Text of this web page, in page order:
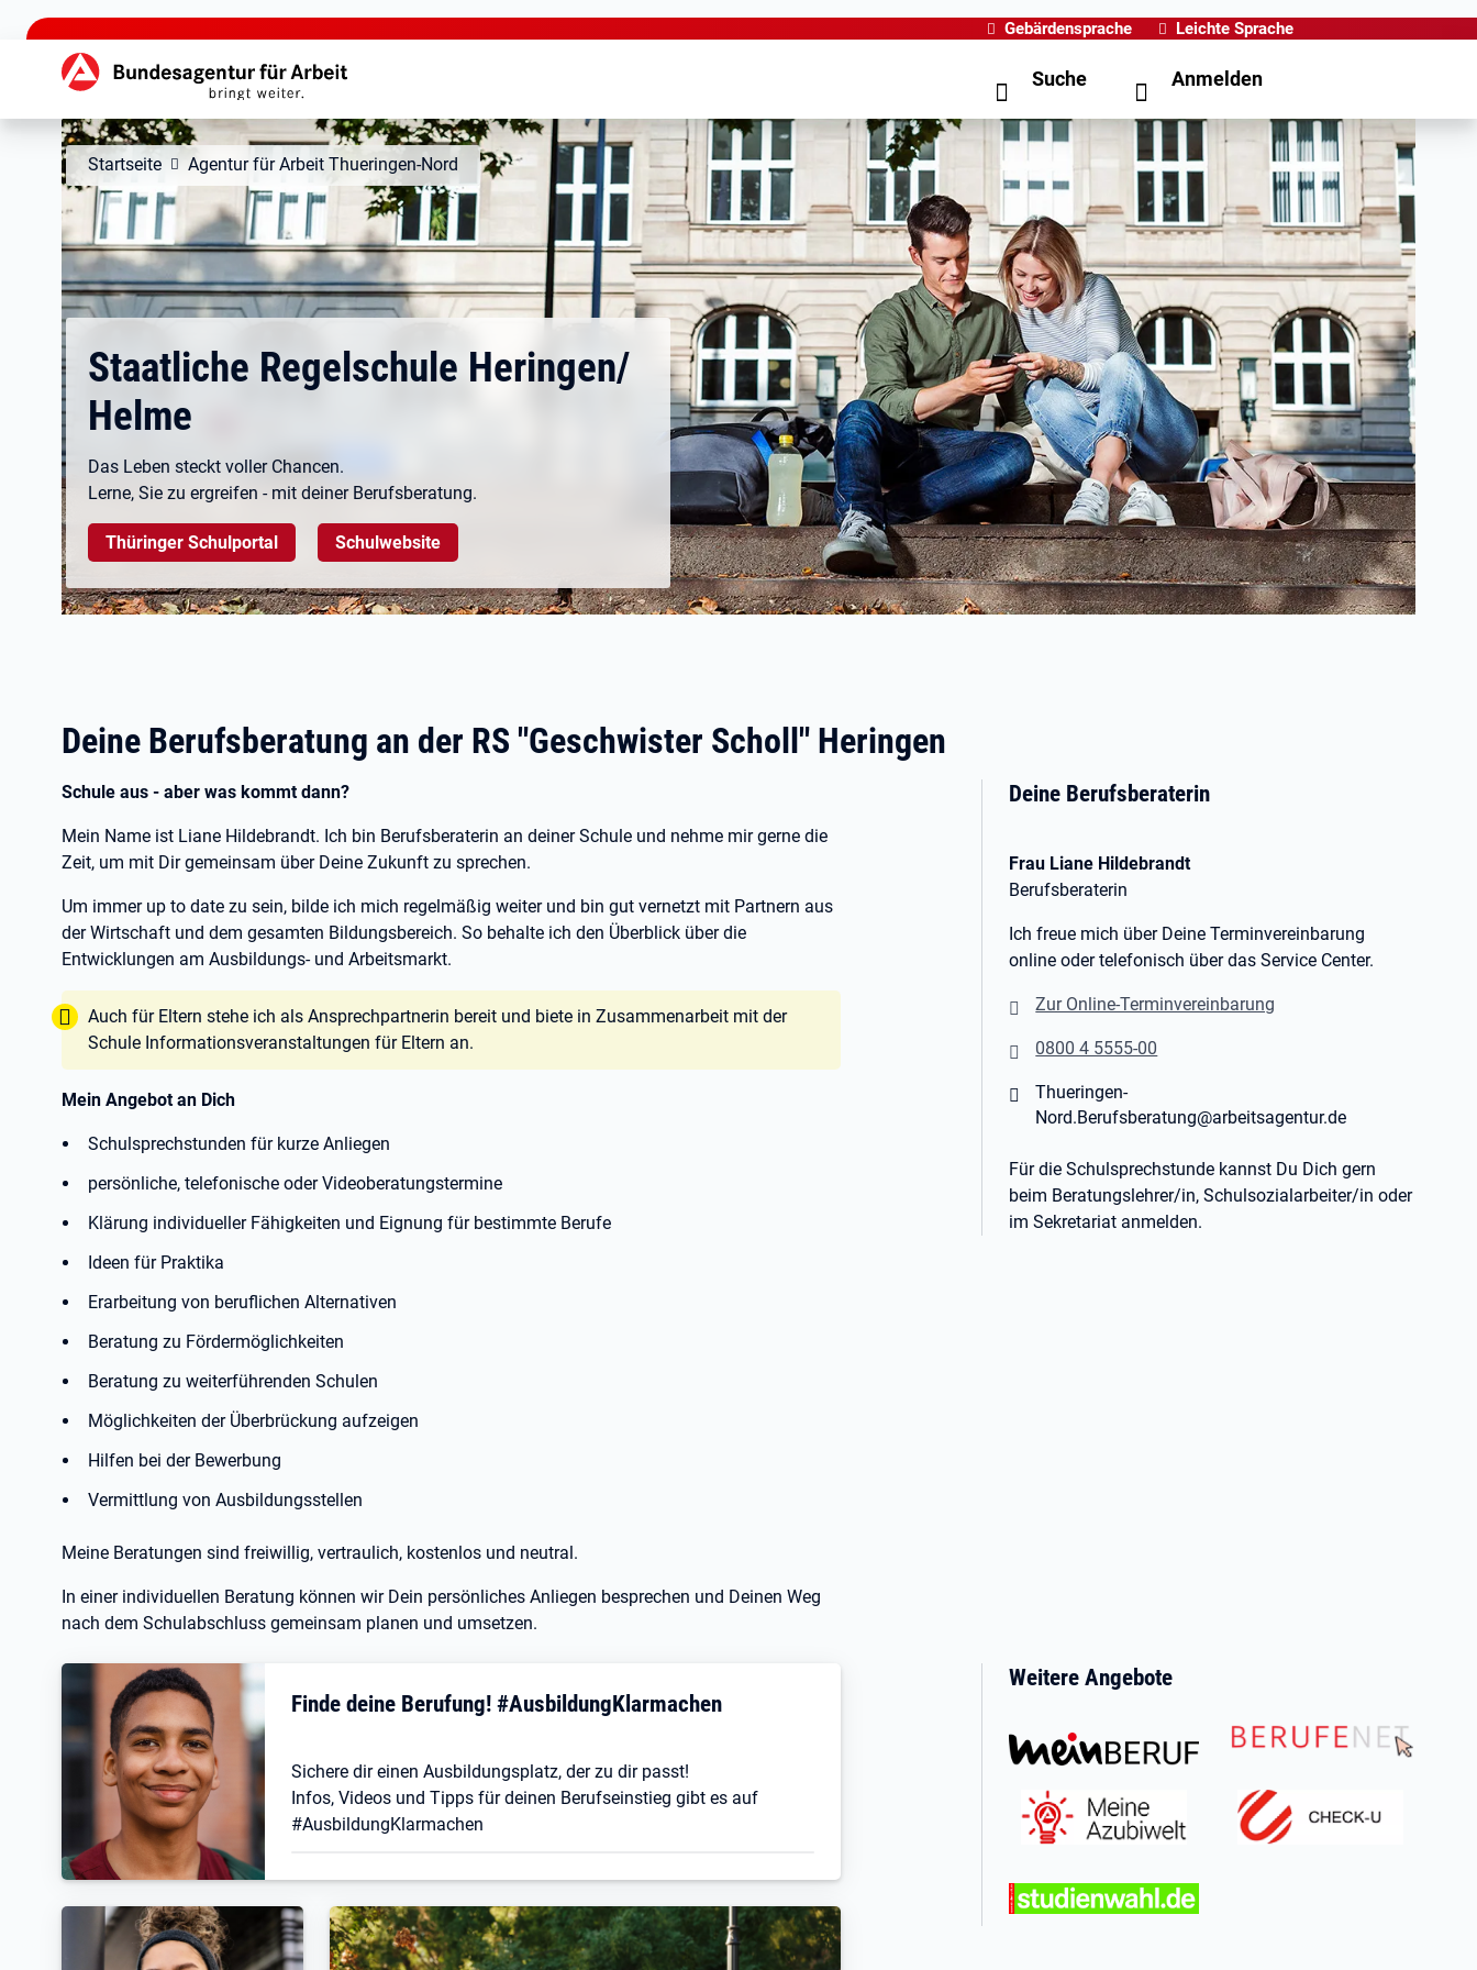
zu den Hauptinhalten springen
Gebärdensprache Leichte Sprache
Hauptnavigation Suche Anmelden
Startseite Agentur für Arbeit Thueringen-Nord
Staatliche Regelschule Heringen/
Helme
Das Leben steckt voller Chancen.
Lerne, Sie zu ergreifen - mit deiner Berufsberatung.
Öffnet in neuem Tab
Thüringer Schulportal Schulwebsite
Deine Berufsberatung an der RS "Geschwister Scholl" Heringen
Schule aus - aber was kommt dann?
Mein Name ist Liane Hildebrandt. Ich bin Berufsberaterin an deiner Schule und nehme mir gerne die
Zeit, um mit Dir gemeinsam über Deine Zukunft zu sprechen.
Um immer up to date zu sein, bilde ich mich regelmäßig weiter und bin gut vernetzt mit Partnern aus
der Wirtschaft und dem gesamten Bildungsbereich. So behalte ich den Überblick über die
Entwicklungen am Ausbildungs- und Arbeitsmarkt.
Tipp:
Auch für Eltern stehe ich als Ansprechpartnerin bereit und biete in Zusammenarbeit mit der
Schule Informationsveranstaltungen für Eltern an.
Mein Angebot an Dich
Schulsprechstunden für kurze Anliegen
persönliche, telefonische oder Videoberatungstermine
Klärung individueller Fähigkeiten und Eignung für bestimmte Berufe
Ideen für Praktika
Erarbeitung von beruflichen Alternativen
Beratung zu Fördermöglichkeiten
Beratung zu weiterführenden Schulen
Möglichkeiten der Überbrückung aufzeigen
Hilfen bei der Bewerbung
Vermittlung von Ausbildungsstellen
Meine Beratungen sind freiwillig, vertraulich, kostenlos und neutral.
In einer individuellen Beratung können wir Dein persönliches Anliegen besprechen und Deinen Weg
nach dem Schulabschluss gemeinsam planen und umsetzen.
Deine Berufsberaterin
Frau Liane Hildebrandt
Berufsberaterin
Ich freue mich über Deine Terminvereinbarung
online oder telefonisch über das Service Center.
Zur Online-Terminvereinbarung
0800 4 5555-00
Thueringen-
Nord.Berufsberatung@arbeitsagentur.de
Für die Schulsprechstunde kannst Du Dich gern
beim Beratungslehrer/in, Schulsozialarbeiter/in oder
im Sekretariat anmelden.
Finde deine Berufung! #AusbildungKlarmachen
Sichere dir einen Ausbildungsplatz, der zu dir passt!
Infos, Videos und Tipps für deinen Berufseinstieg gibt es auf
#AusbildungKlarmachen
Weitere Angebote